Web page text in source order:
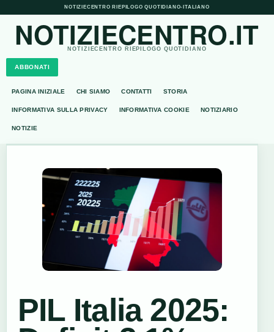
NOTIZIECENTRO RIEPILOGO QUOTIDIANO• ITALIANO
NOTIZIECENTRO.IT
NOTIZIECENTRO RIEPILOGO QUOTIDIANO
ABBONATI
PAGINA INIZIALE CHI SIAMO CONTATTI STORIA
INFORMATIVA SULLA PRIVACY INFORMATIVA COOKIE NOTIZIARIO
NOTIZIE
PIL Italia 2025: